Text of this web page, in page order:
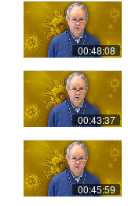
00:48:08
00:43:37
00:45:59